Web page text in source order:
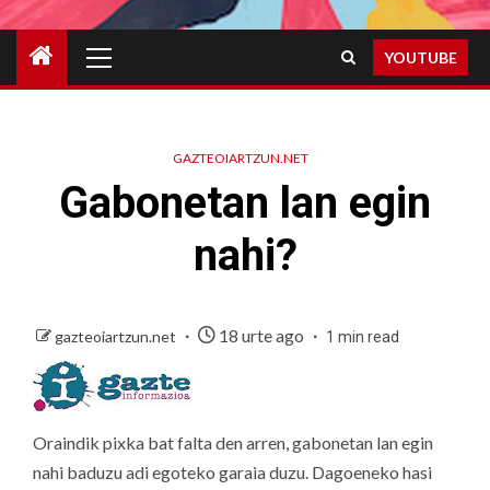
Menu
YOUTUBE
GAZTEOIARTZUN.NET
Gabonetan lan egin
nahi?
gazteoiartzun.net 18 urte ago 1 min read
Oraindik pixka bat falta den arren, gabonetan lan egin
nahi baduzu adi egoteko garaia duzu. Dagoeneko hasi